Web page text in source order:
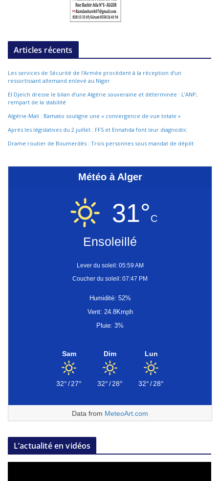
Articles récents
Les services de Sécurité de l’Armée procèdent à la réception d’un
ressortissant allemand enlevé au Niger
El Djeïch dresse le bilan d’une Algérie souveraine et déterminée : L’ANP,
rempart de la stabilité
Algérie-Mali : Bamako souligne une « convergence de vue totale »
Après les législatives du 2 juillet : FFS et Ennahda font leur diagnostic
Drame routier de Boumerdès : Trois personnes sous mandat de dépôt
Météo à Alger
31°C
Ensoleillé
Lever du soleil: 05:59 AM
Coucher du soleil: 07:47 PM
Humidité: 52%
Vent: 24.8Kmph
Pluie: 3%
Sam
32°/27°
Dim
32°/28°
Lun
32°/28°
Data from MeteoArt.com
L’actualité en vidéos